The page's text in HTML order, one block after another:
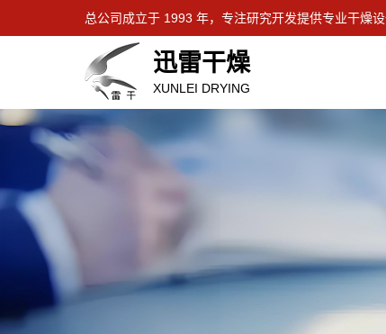
总公司成立于 1993 年，专注研究开发提供专业干燥
迅雷干燥
XUNLEI DRYING